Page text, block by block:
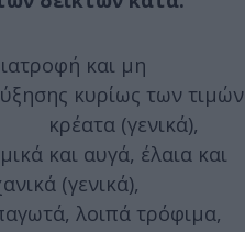
και μη
κυρίως των τιμών
κρέατα (γενικά),
και αυγά, έλαια και
(γενικά),
λοιπά τρόφιμα,